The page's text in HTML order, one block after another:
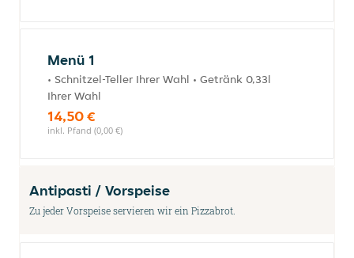
Menü 1
• Schnitzel-Teller Ihrer Wahl • Getränk 0,33l
Ihrer Wahl
14,50 €
inkl. Pfand (0,00 €)
Antipasti / Vorspeise
Zu jeder Vorspeise servieren wir ein Pizzabrot.